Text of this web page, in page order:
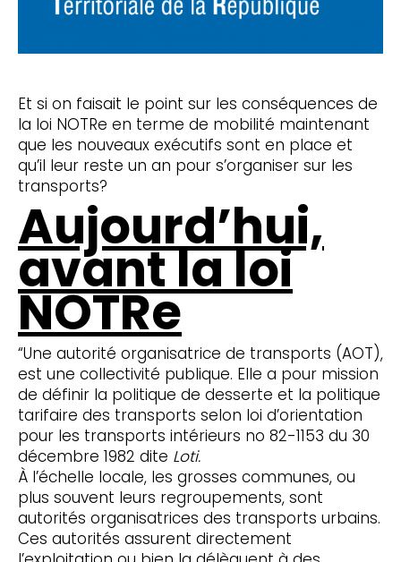
Et si on faisait le point sur les conséquences de
la loi NOTRe en terme de mobilité maintenant
que les nouveaux exécutifs sont en place et
qu’il leur reste un an pour s’organiser sur les
transports?
Aujourd’hui,
avant la loi
NOTRe
“Une autorité organisatrice de transports (AOT),
est une collectivité publique. Elle a pour mission
de définir la politique de desserte et la politique
tarifaire des transports selon loi d’orientation
pour les transports intérieurs no 82-1153 du 30
décembre 1982 dite Loti.
À l’échelle locale, les grosses communes, ou
plus souvent leurs regroupements, sont
autorités organisatrices des transports urbains.
Ces autorités assurent directement